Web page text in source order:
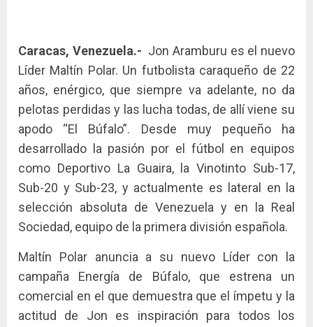
Caracas, Venezuela.- Jon Aramburu es el nuevo
Líder Maltín Polar. Un futbolista caraqueño de 22
años, enérgico, que siempre va adelante, no da
pelotas perdidas y las lucha todas, de allí viene su
apodo “El Búfalo”. Desde muy pequeño ha
desarrollado la pasión por el fútbol en equipos
como Deportivo La Guaira, la Vinotinto Sub-17,
Sub-20 y Sub-23, y actualmente es lateral en la
selección absoluta de Venezuela y en la Real
Sociedad, equipo de la primera división española.
Maltín Polar anuncia a su nuevo Líder con la
campaña Energía de Búfalo, que estrena un
comercial en el que demuestra que el ímpetu y la
actitud de Jon es inspiración para todos los